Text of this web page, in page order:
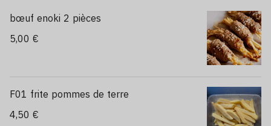
bœuf enoki 2 pièces
5,00 €
F01 frite pommes de terre
4,50 €